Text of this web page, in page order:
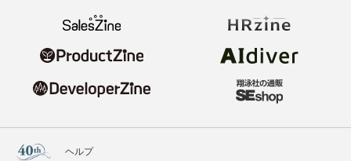
ヘルプ